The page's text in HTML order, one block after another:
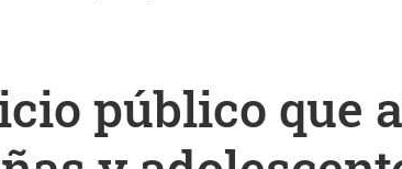
público que